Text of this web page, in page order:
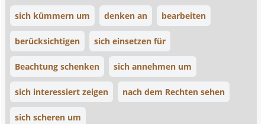
sich kümmern um denken an bearbeiten
berücksichtigen sich einsetzen für
Beachtung schenken sich annehmen um
sich interessiert zeigen nach dem Rechten sehen
sich scheren um